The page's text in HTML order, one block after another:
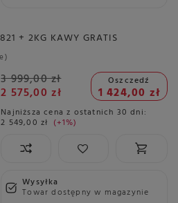
+ 2KG KAWY GRATIS
3 999,00 zł
2 575,00 zł
Oszczedź
1 424,00 zł
Najniższa cena z ostatnich 30 dni:
2 549,00 zł +1%
Wysyłka
Towar dostępny w magazynie